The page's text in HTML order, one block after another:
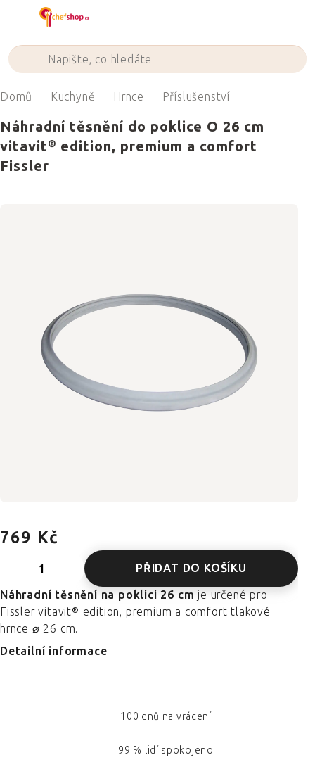
Domů Kuchyně Hrnce Příslušenství
Náhradní těsnění do poklice O 26 cm
vitavit® edition, premium a comfort
Fissler
769 Kč
PŘIDAT DO KOŠÍKU
Náhradní těsnění na poklici 26 cm je určené pro
Fissler vitavit® edition, premium a comfort tlakové
hrnce ⌀ 26 cm.
Detailní informace
100 dnů na vrácení
99 % lidí spokojeno